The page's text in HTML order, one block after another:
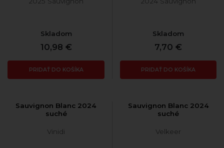
Skladom
10,98 €
PRIDAŤ DO KOŠÍKA
Skladom
7,70 €
PRIDAŤ DO KOŠÍKA
Sauvignon Blanc 2024
suché
Vinidi
Sauvignon Blanc 2024
suché
Velkeer